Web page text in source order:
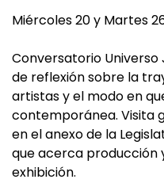
Miércoles 20 y Martes
Conversatorio Universo
de reflexión sobre la
artistas y el modo en
contemporánea. Visita
en el anexo de la
que acerca producción
exhibición.